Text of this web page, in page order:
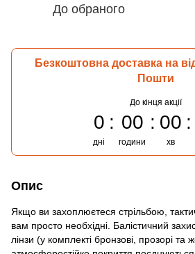
До обраного
Безкоштовна доставка на
Пошти
До кінця акції
0
дні
00
години
00
хв
Опис
Якщо ви захоплюєтеся стрільбою,
вам просто необхідні. Балістичний
лінзи (у комплекті бронзові, прозорі та